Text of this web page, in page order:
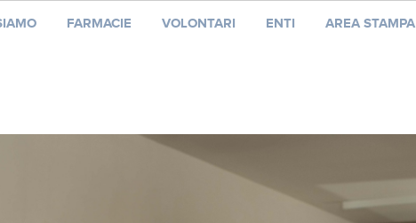
FARMACIE VOLONTARI ENTI AREA STAMPA